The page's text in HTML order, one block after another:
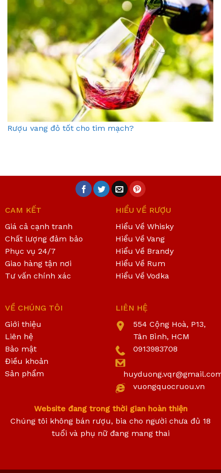
Rượu vang đỏ tốt cho tim mạch?
CAM KẾT
Giá cả cạnh tranh
Chất lượng đảm bảo
Phục vụ 24/7
Giao hàng tận nơi
Tư vấn chính xác
HIỂU VỀ RƯỢU
Hiểu Về Whisky
Hiểu Về Vang
Hiểu Về Brandy
Hiểu Về Rum
Hiểu Về Vodka
VỀ CHÚNG TÔI
Giới thiệu
Liên hệ
Bảo mật
Điều khoản
Sản phẩm
LIÊN HỆ
554 Cộng Hoà, P13,
Tân Bình, HCM
0913983708
vuongquocruou.vn
Website đang trong thời gian hoàn thiện
Chúng tôi không bán rượu, bia cho người chưa đủ 18
tuổi và phụ nữ đang mang thai